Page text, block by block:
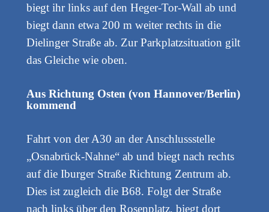
biegt ihr links auf den Heger-Tor-Wall ab und
biegt dann etwa 200 m weiter rechts in die
Dielinger Straße ab. Zur Parkplatzsituation gilt
das Gleiche wie oben.
Aus Richtung Osten (von Hannover/Berlin)
kommend
Fahrt von der A30 an der Anschlussstelle
„Osnabrück-Nahne“ ab und biegt nach rechts
auf die Iburger Straße Richtung Zentrum ab.
Dies ist zugleich die B68. Folgt der Straße
nach links über den Rosenplatz, biegt dort